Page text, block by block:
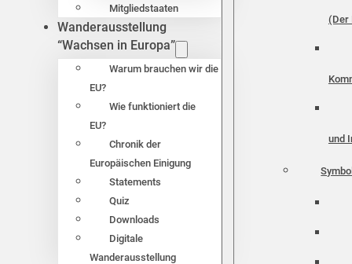
Mitgliedstaaten
Wanderausstellung
“Wachsen in Europa”
Warum brauchen wir die
EU?
Wie funktioniert die
EU?
Chronik der
Europäischen Einigung
Statements
Quiz
Downloads
Digitale
Wanderausstellung
(Der
und